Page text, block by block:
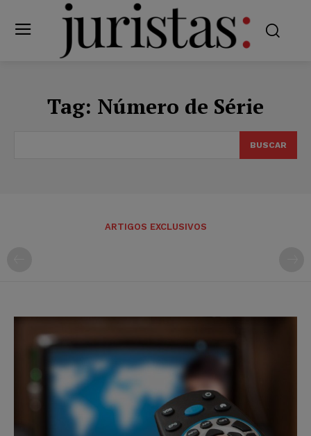
Tag: Número de Série
BUSCAR
ARTIGOS EXCLUSIVOS